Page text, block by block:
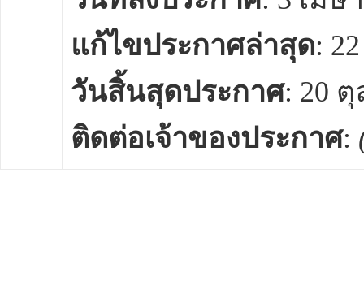
แก้ไขประกาศล่าสุด:
วันสิ้นสุดประกาศ: 20
ติดต่อเจ้าของประกาศ: